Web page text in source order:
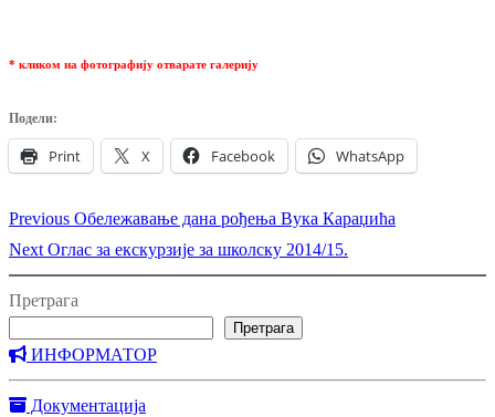
* кликом на фотографију отварате галерију
Подели:
Print X Facebook WhatsApp
Кретање
чланка
Previous Previous
post:
Обележавање дана рођења Вука Караџића
Next Next
post:
Оглас за екскурзије за школску 2014/15.
Претрага
Претрага
ИНФОРМАТОР
Документација